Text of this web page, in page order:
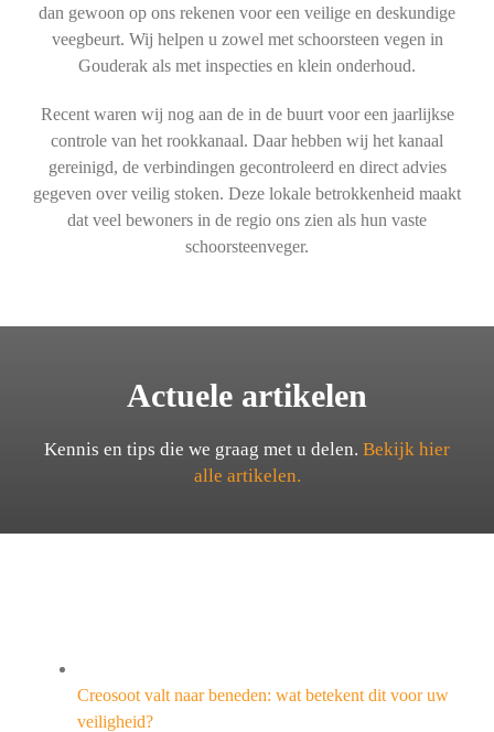
dan gewoon op ons rekenen voor een veilige en deskundige
veegbeurt. Wij helpen u zowel met schoorsteen vegen in
Gouderak als met inspecties en klein onderhoud.
Recent waren wij nog aan de in de buurt voor een jaarlijkse
controle van het rookkanaal. Daar hebben wij het kanaal
gereinigd, de verbindingen gecontroleerd en direct advies
gegeven over veilig stoken. Deze lokale betrokkenheid maakt
dat veel bewoners in de regio ons zien als hun vaste
schoorsteenveger.
Actuele artikelen
Kennis en tips die we graag met u delen. Bekijk hier
alle artikelen.
Creosoot valt naar beneden: wat betekent dit voor uw
veiligheid?